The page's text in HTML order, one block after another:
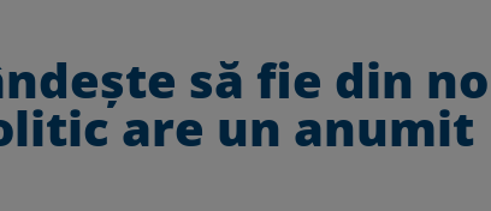
să fie din
are un anumit